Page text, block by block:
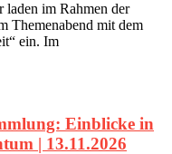
laden im Rahmen der
Themenabend mit dem
ein. Im
Einblicke in
| 13.11.2026